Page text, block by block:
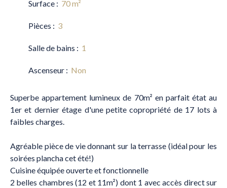
Surface : 70m²
Pièces : 3
Salle de bains : 1
Ascenseur : Non
Superbe appartement lumineux de 70m² en parfait état au
1er et dernier étage d'une petite copropriété de 17 lots à
faibles charges.
Agréable pièce de vie donnant sur la terrasse (idéal pour les
soirées plancha cet été!)
Cuisine équipée ouverte et fonctionnelle
2 belles chambres (12 et 11m²) dont 1 avec accès direct sur